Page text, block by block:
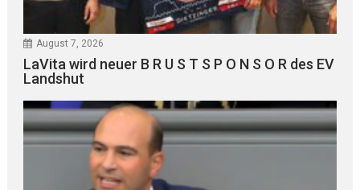
August 7, 2026
LaVita wird neuer B R U S T S P O N S O R des EV
Landshut